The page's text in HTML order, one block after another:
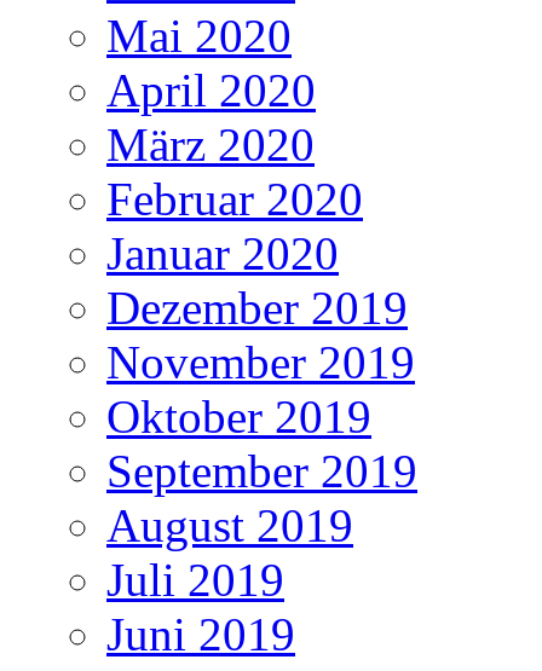
Mai 2020
April 2020
März 2020
Februar 2020
Januar 2020
Dezember 2019
November 2019
Oktober 2019
September 2019
August 2019
Juli 2019
Juni 2019